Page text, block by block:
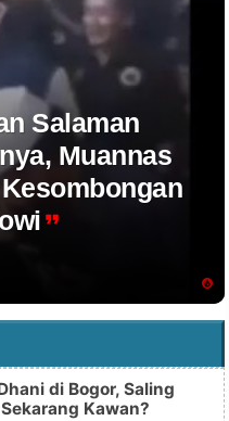
Salaman
Muannas
di Bogor, Saling
Kawan?